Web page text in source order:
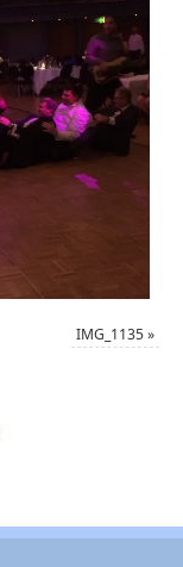
IMG_1135»